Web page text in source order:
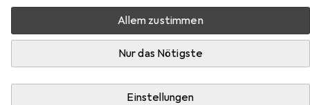
Allem zustimmen
Nur das Nötigste
Einstellungen
Relevanz